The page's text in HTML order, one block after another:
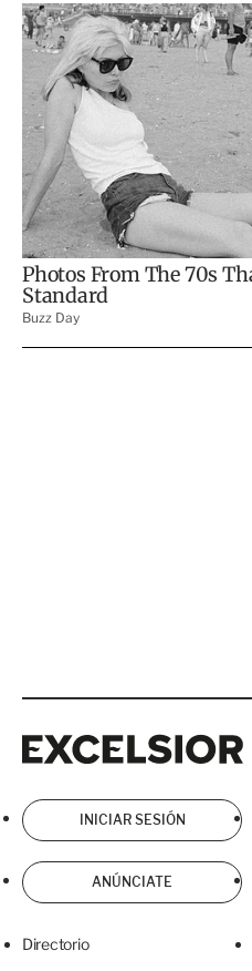
INICIAR SESIÓN
ANÚNCIATE
Directorio